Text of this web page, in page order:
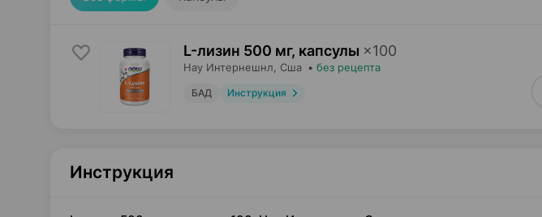
L-лизин 500 мг, капсулы ×100
Нау Интернешнл , Сша • без рецепта
БАД Инструкция
Инструкция